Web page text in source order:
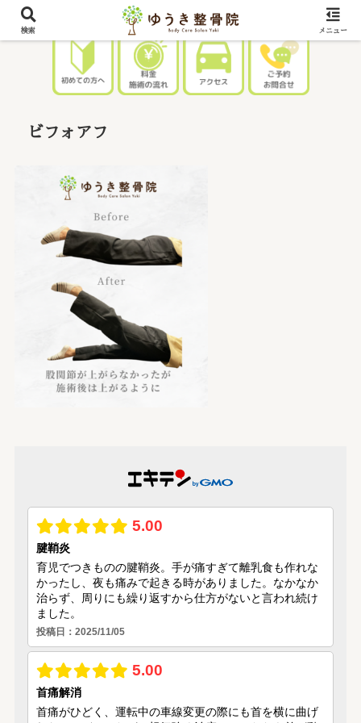
ビフォアフ
検索 メニュー